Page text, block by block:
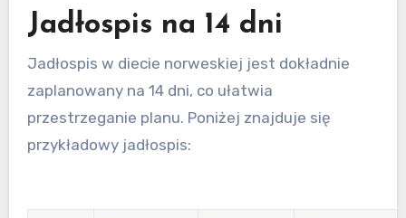
Jadłospis na 14 dni
Jadłospis w diecie norweskiej jest dokładnie
zaplanowany na 14 dni, co ułatwia
przestrzeganie planu. Poniżej znajduje się
przykładowy jadłospis: